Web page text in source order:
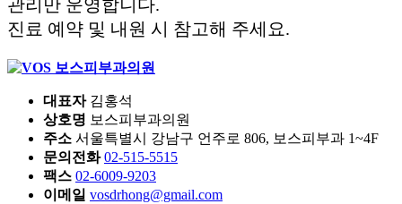
관리만 운영합니다.
진료 예약 및 내원 시 참고해 주세요.
대표자 김홍석
상호명 보스피부과의원
주소 서울특별시 강남구 언주로 806, 보스피부과 1~4F
문의전화 02-515-5515
팩스 02-6009-9203
이메일 vosdrhong@gmail.com